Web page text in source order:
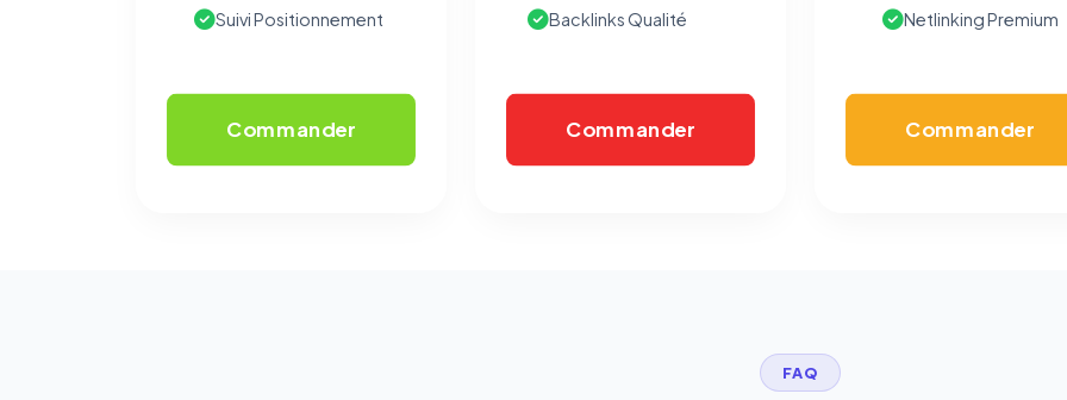
Suivi Positionnement
Commander
Backlinks Qualité
Commander
Netlinking Premium
Commander
FAQ
écrivez àcontact@logicielreferencement.com. Détail :Politique de